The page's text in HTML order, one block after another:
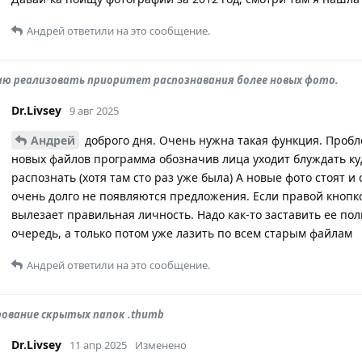
Андрейответили на это сообщение.
реализовать приоритет распознавания более новых фото.
Dr.Livsey 9 авг 2025
Андрей
доброго дня. Очень нужна такая функция.
новых файлов программа обозначив лица уходит блуждать
распознать (хотя там сто раз уже была) А новые фото стоят
очень долго не появляются предложения. Если правой
вылезает правильная личность. Надо как-то заставить ее
очередь, а только потом уже лазить по всем старым файлам
Андрейответили на это сообщение.
скрытых папок .thumb
Dr.Livsey 11 апр 2025 Изменено